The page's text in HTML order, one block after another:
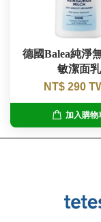
德國Balea純淨
敏潔面乳
NT$ 290
加入購物